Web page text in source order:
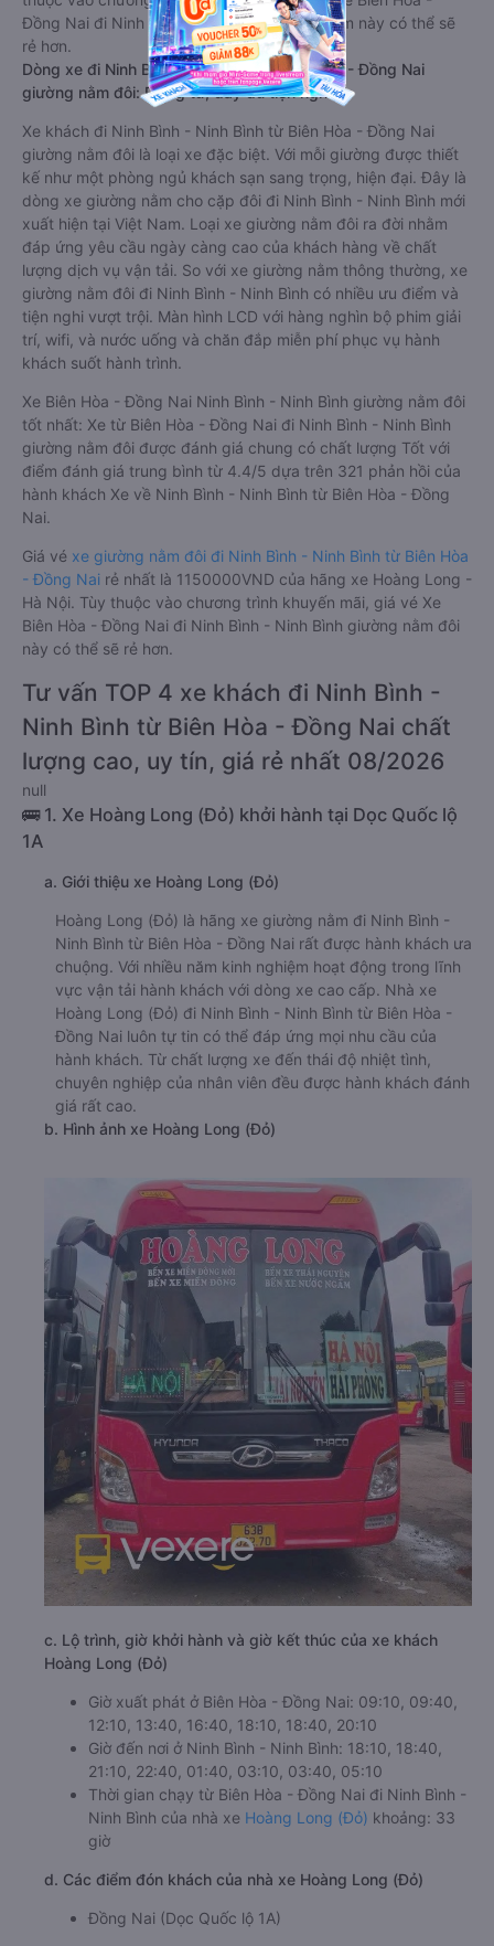
Đồng Nai đi Ninh Bình - Ninh Bình giường nằm này có thể sẽ
rẻ hơn.
Dòng xe đi Ninh Bình - Ninh Bình từ Biên Hòa - Đồng Nai
giường nằm đôi: Riêng tư, đầy đủ tiện nghi
Xe khách đi Ninh Bình - Ninh Bình từ Biên Hòa - Đồng Nai
giường nằm đôi là loại xe đặc biệt. Với mỗi giường được thiết
kế như một phòng ngủ khách sạn sang trọng, hiện đại. Đây là
dòng xe giường nằm cho cặp đôi đi Ninh Bình - Ninh Bình mới
xuất hiện tại Việt Nam. Loại xe giường nằm đôi ra đời nhằm
đáp ứng yêu cầu ngày càng cao của khách hàng về chất
lượng dịch vụ vận tải. So với xe giường nằm thông thường, xe
giường nằm đôi đi Ninh Bình - Ninh Bình có nhiều ưu điểm và
tiện nghi vượt trội. Màn hình LCD với hàng nghìn bộ phim giải
trí, wifi, và nước uống và chăn đắp miễn phí phục vụ hành
khách suốt hành trình.
Xe Biên Hòa - Đồng Nai Ninh Bình - Ninh Bình giường nằm đôi
tốt nhất: Xe từ Biên Hòa - Đồng Nai đi Ninh Bình - Ninh Bình
giường nằm đôi được đánh giá chung có chất lượng Tốt với
điểm đánh giá trung bình từ 4.4/5 dựa trên 321 phản hồi của
hành khách Xe về Ninh Bình - Ninh Bình từ Biên Hòa - Đồng
Nai.
Giá vé xe giường nằm đôi đi Ninh Bình - Ninh Bình từ Biên Hòa
- Đồng Nai rẻ nhất là 1150000VND của hãng xe Hoàng Long -
Hà Nội. Tùy thuộc vào chương trình khuyến mãi, giá vé Xe
Biên Hòa - Đồng Nai đi Ninh Bình - Ninh Bình giường nằm đôi
này có thể sẽ rẻ hơn.
Tư vấn TOP 4 xe khách đi Ninh Bình -
Ninh Bình từ Biên Hòa - Đồng Nai chất
lượng cao, uy tín, giá rẻ nhất 08/2026
null
🚌 1. Xe Hoàng Long (Đỏ) khởi hành tại Dọc Quốc lộ
1A
a. Giới thiệu xe Hoàng Long (Đỏ)
Hoàng Long (Đỏ) là hãng xe giường nằm đi Ninh Bình -
Ninh Bình từ Biên Hòa - Đồng Nai rất được hành khách ưa
chuộng. Với nhiều năm kinh nghiệm hoạt động trong lĩnh
vực vận tải hành khách với dòng xe cao cấp. Nhà xe
Hoàng Long (Đỏ) đi Ninh Bình - Ninh Bình từ Biên Hòa -
Đồng Nai luôn tự tin có thể đáp ứng mọi nhu cầu của
hành khách. Từ chất lượng xe đến thái độ nhiệt tình,
chuyên nghiệp của nhân viên đều được hành khách đánh
giá rất cao.
b. Hình ảnh xe Hoàng Long (Đỏ)
c. Lộ trình, giờ khởi hành và giờ kết thúc của xe khách
Hoàng Long (Đỏ)
Giờ xuất phát ở Biên Hòa - Đồng Nai: 09:10, 09:40,
12:10, 13:40, 16:40, 18:10, 18:40, 20:10
Giờ đến nơi ở Ninh Bình - Ninh Bình: 18:10, 18:40,
21:10, 22:40, 01:40, 03:10, 03:40, 05:10
Thời gian chạy từ Biên Hòa - Đồng Nai đi Ninh Bình -
Ninh Bình của nhà xe Hoàng Long (Đỏ) khoảng: 33
giờ
d. Các điểm đón khách của nhà xe Hoàng Long (Đỏ)
Đồng Nai (Dọc Quốc lộ 1A)